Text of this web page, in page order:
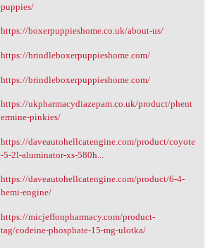
puppies/
https://boxerpuppieshome.co.uk/about-us/
https://brindleboxerpuppieshome.com/
https://brindleboxerpuppieshome.com/
https://ukpharmacydiazepam.co.uk/product/phent
ermine-pinkies/
https://daveautohellcatengine.com/product/coyote
-5-2l-aluminator-xs-580h...
https://daveautohellcatengine.com/product/6-4-
hemi-engine/
https://micjeffonpharmacy.com/product-
tag/codeine-phosphate-15-mg-ulotka/